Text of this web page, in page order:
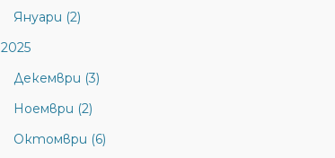
Януари (2)
2025
Декември (3)
Ноември (2)
Октомври (6)